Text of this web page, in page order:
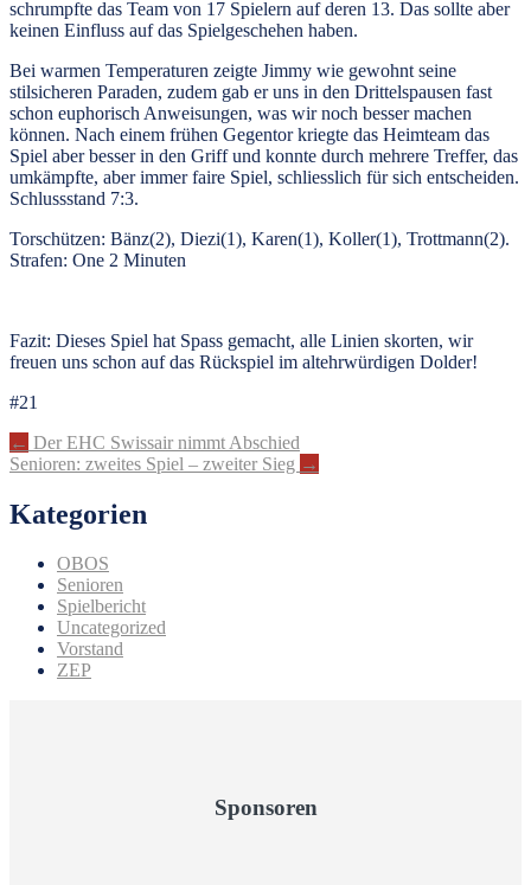
schrumpfte das Team von 17 Spielern auf deren 13. Das sollte aber
keinen Einfluss auf das Spielgeschehen haben.
Bei warmen Temperaturen zeigte Jimmy wie gewohnt seine
stilsicheren Paraden, zudem gab er uns in den Drittelspausen fast
schon euphorisch Anweisungen, was wir noch besser machen
können. Nach einem frühen Gegentor kriegte das Heimteam das
Spiel aber besser in den Griff und konnte durch mehrere Treffer, das
umkämpfte, aber immer faire Spiel, schliesslich für sich entscheiden.
Schlussstand 7:3.
Torschützen: Bänz(2), Diezi(1), Karen(1), Koller(1), Trottmann(2).
Strafen: One 2 Minuten
Fazit: Dieses Spiel hat Spass gemacht, alle Linien skorten, wir
freuen uns schon auf das Rückspiel im altehrwürdigen Dolder!
#21
Artikel-
Navigation
← Der EHC Swissair nimmt Abschied
Senioren: zweites Spiel – zweiter Sieg →
Kategorien
OBOS
Senioren
Spielbericht
Uncategorized
Vorstand
ZEP
Sponsoren